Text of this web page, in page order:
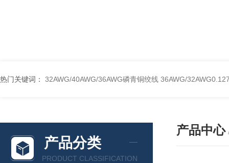
热门关键词： 32AWG/40AWG/36AWG磷青铜绞线 36AWG/
产品分类
PRODUCT CLASSIFICATION
产品中心